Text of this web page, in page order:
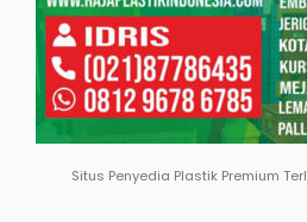
Situs Penyedia Plastik Premium